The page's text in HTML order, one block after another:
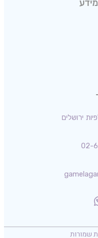
02-